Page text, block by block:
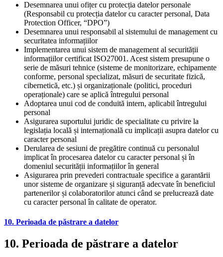
Desemnarea unui ofițer cu protecția datelor personale
(Responsabil cu protecția datelor cu caracter personal, Data
Protection Officer, “DPO”)
Desemnarea unui responsabil al sistemului de management cu
securitatea informațiilor
Implementarea unui sistem de management al securității
informațiilor certificat ISO27001. Acest sistem presupune o
serie de măsuri tehnice (sisteme de monitorizare, echipamente
conforme, personal specializat, măsuri de securitate fizică,
cibernetică, etc.) și organizaționale (politici, proceduri
operaționale) care se aplică întregului personal
Adoptarea unui cod de conduită intern, aplicabil întregului
personal
Asigurarea suportului juridic de specialitate cu privire la
legislația locală și internațională cu implicații asupra datelor cu
caracter personal
Derularea de sesiuni de pregătire continuă cu personalul
implicat în procesarea datelor cu caracter personal și în
domeniul securității informațiilor în general
Asigurarea prin prevederi contractuale specifice a garantării
unor sisteme de organizare și siguranță adecvate în beneficiul
partenerilor și colaboratorilor atunci când se prelucrează date
cu caracter personal în calitate de operator.
10. Perioada de păstrare a datelor
10. Perioada de păstrare a datelor